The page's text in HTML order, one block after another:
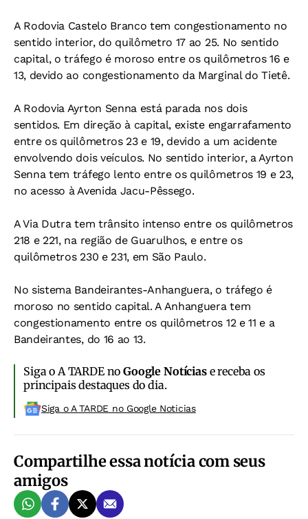
A Rodovia Castelo Branco tem congestionamento no
sentido interior, do quilômetro 17 ao 25. No sentido
capital, o tráfego é moroso entre os quilômetros 16 e
13, devido ao congestionamento da Marginal do Tietê.
A Rodovia Ayrton Senna está parada nos dois
sentidos. Em direção à capital, existe engarrafamento
entre os quilômetros 23 e 19, devido a um acidente
envolvendo dois veículos. No sentido interior, a Ayrton
Senna tem tráfego lento entre os quilômetros 19 e 23,
no acesso à Avenida Jacu-Pêssego.
A Via Dutra tem trânsito intenso entre os quilômetros
218 e 221, na região de Guarulhos, e entre os
quilômetros 230 e 231, em São Paulo.
No sistema Bandeirantes-Anhanguera, o tráfego é
moroso no sentido capital. A Anhanguera tem
congestionamento entre os quilômetros 12 e 11 e a
Bandeirantes, do 16 ao 13.
Siga o A TARDE noGoogle Notíciase receba os
principais destaques do dia.
Siga o A TARDE no Google Noticias
Compartilhe essa notícia com seus
amigos